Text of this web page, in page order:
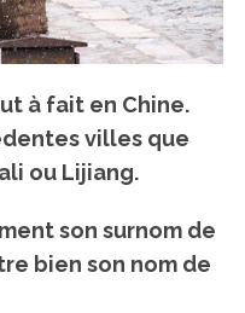
à fait en Chine.
villes que
ou Lijiang.
son surnom de
bien son nom de